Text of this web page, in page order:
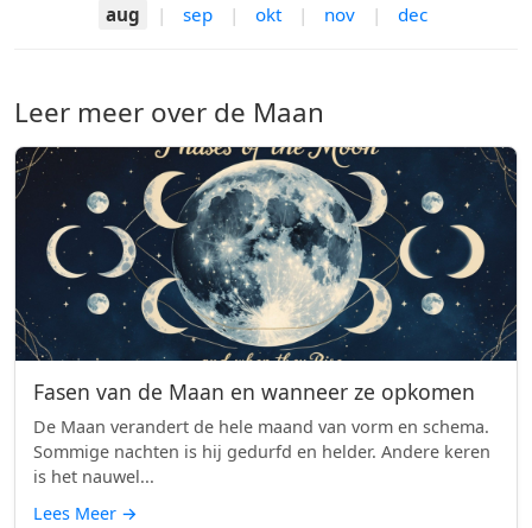
aug
| sep | okt | nov | dec
Leer meer over de Maan
Fasen van de Maan en wanneer ze opkomen
De Maan verandert de hele maand van vorm en schema.
Sommige nachten is hij gedurfd en helder. Andere keren
is het nauwel...
Lees Meer →